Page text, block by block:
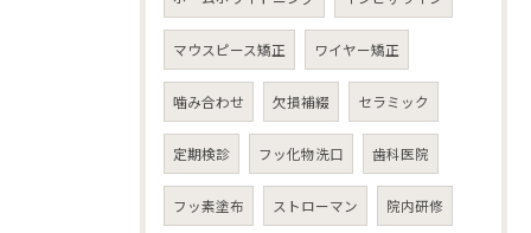
マウスピース矯正 ワイヤー矯正
噛み合わせ 欠損補綴 セラミック
定期検診 フッ化物洗口 歯科医院
フッ素塗布 ストローマン 院内研修